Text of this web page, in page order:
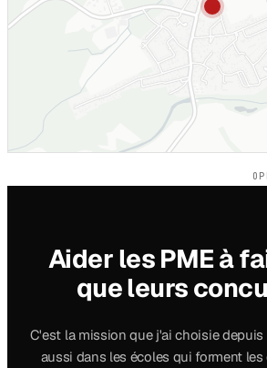
Aider les PME à
que leurs
C'est la mission que j'ai choisie
aussi dans les écoles qui forment